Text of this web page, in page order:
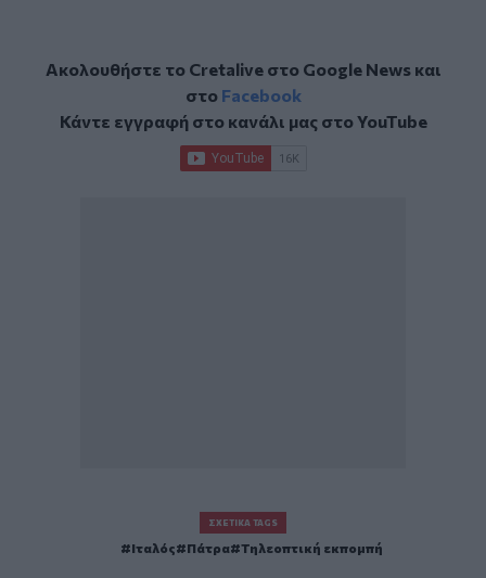
Ακολουθήστε το Cretalive στο Google Newsκαι
στο Facebook
Κάντε εγγραφή στο κανάλι μας στοYouTube
ΣΧΕΤΙΚΆ TAGS
Ιταλός Πάτρα Τηλεοπτική εκπομπή